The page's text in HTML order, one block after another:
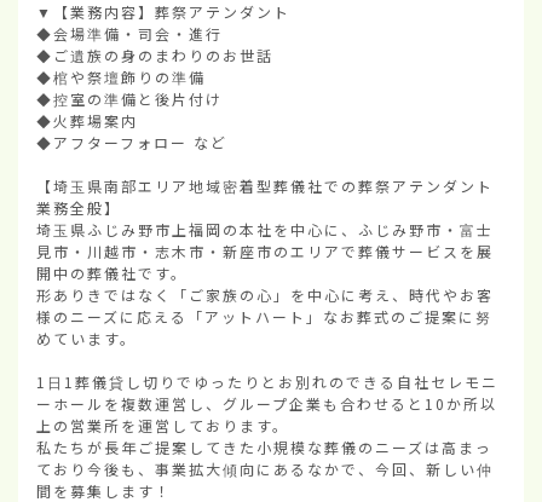
▼【業務内容】葬祭アテンダント
◆会場準備・司会・進行
◆ご遺族の身のまわりのお世話
◆棺や祭壇飾りの準備
◆控室の準備と後片付け
◆火葬場案内
◆アフターフォロー など
【埼玉県南部エリア地域密着型葬儀社での葬祭アテンダント
業務全般】
埼玉県ふじみ野市上福岡の本社を中心に、ふじみ野市・富士
見市・川越市・志木市・新座市のエリアで葬儀サービスを展
開中の葬儀社です。
形ありきではなく「ご家族の心」を中心に考え、時代やお客
様のニーズに応える「アットハート」なお葬式のご提案に努
めています。
1日1葬儀貸し切りでゆったりとお別れのできる自社セレモニ
ーホールを複数運営し、グループ企業も合わせると10か所以
上の営業所を運営しております。
私たちが長年ご提案してきた小規模な葬儀のニーズは高まっ
ており今後も、事業拡大傾向にあるなかで、今回、新しい仲
間を募集します！